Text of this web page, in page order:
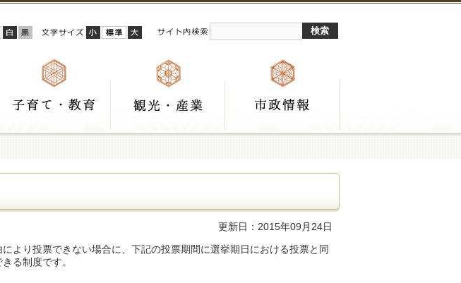
更新日：2015年09月24日
より投票できない場合に、下記の投票期間に選挙期日における投票と同
る制度です。